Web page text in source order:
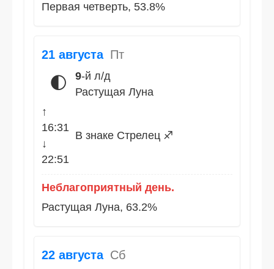
Первая четверть, 53.8%
21 августа Пт
🌓 9-й л/д
Растущая Луна
↑
16:31
↓
22:51
В знаке Стрелец ♐
Неблагоприятный день.
Растущая Луна, 63.2%
22 августа Сб